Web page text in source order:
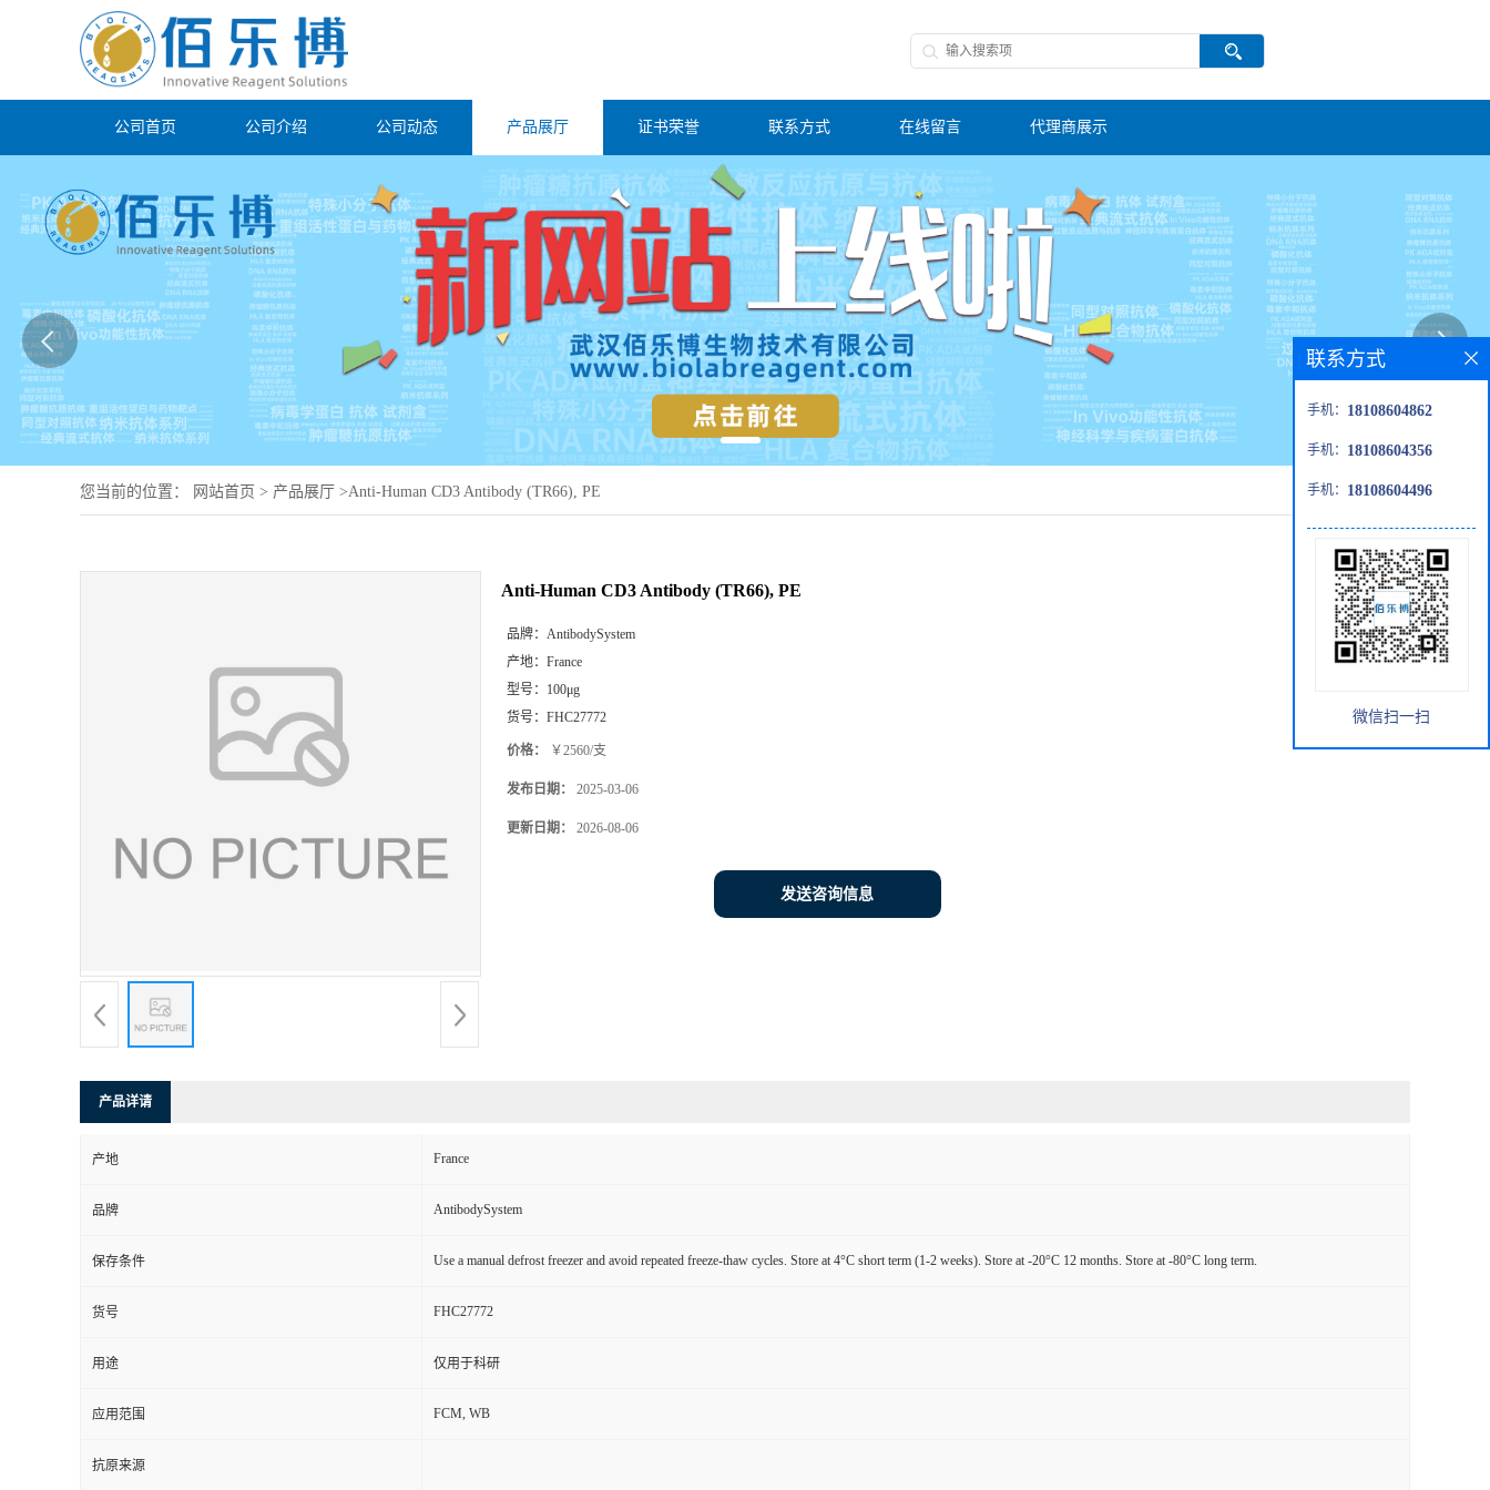
公司首页 公司介绍 公司动态 产品展厅 证书荣誉 联系方式 在线留言 代理商展示
您当前的位置： 网站首页 > 产品展厅 >Anti-Human CD3 Antibody (TR66), PE
Anti-Human CD3 Antibody (TR66), PE
品牌： AntibodySystem
产地： France
型号： 100μg
货号： FHC27772
价格： ￥2560/支
发布日期： 2025-03-06
更新日期： 2026-08-06
发送咨询信息
产品详请
产地 France
品牌 AntibodySystem
保存条件 Use a manual defrost freezer and avoid repeated freeze-thaw cycles. Store at 4°C short term (1-2 weeks). Store at -20°C 12 months. Store at -80°C long term.
货号 FHC27772
用途 仅用于科研
应用范围 FCM, WB
抗原来源
联系方式
手机： 18108604862
手机： 18108604356
手机： 18108604496
微信扫一扫